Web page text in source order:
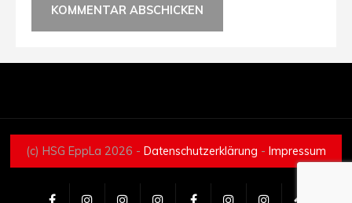
(c) HSG EppLa 2026 - Datenschutzerklärung - Impressum